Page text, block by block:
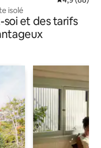
isolé
et des tarifs